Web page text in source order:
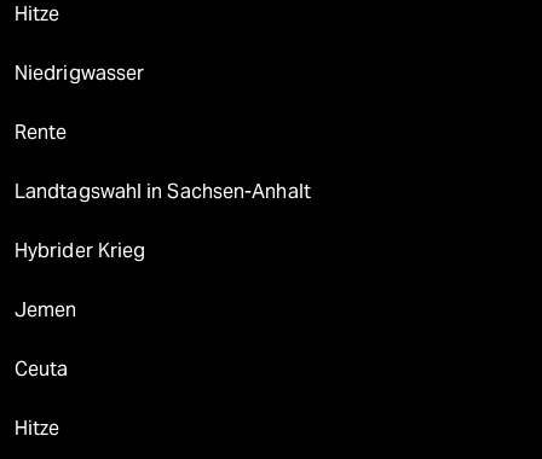
Hitze
Niedrigwasser
Rente
Landtagswahl in Sachsen-Anhalt
Hybrider Krieg
Jemen
Ceuta
Hitze